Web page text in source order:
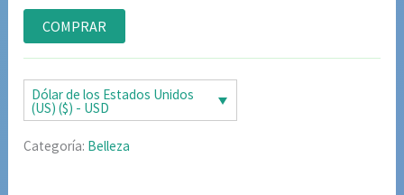
Valorado
con4.83de
5 en base
a
6
de clientes
COMPRAR
Dólar de los Estados Unidos
(US) ($) - USD
Categoría: Belleza